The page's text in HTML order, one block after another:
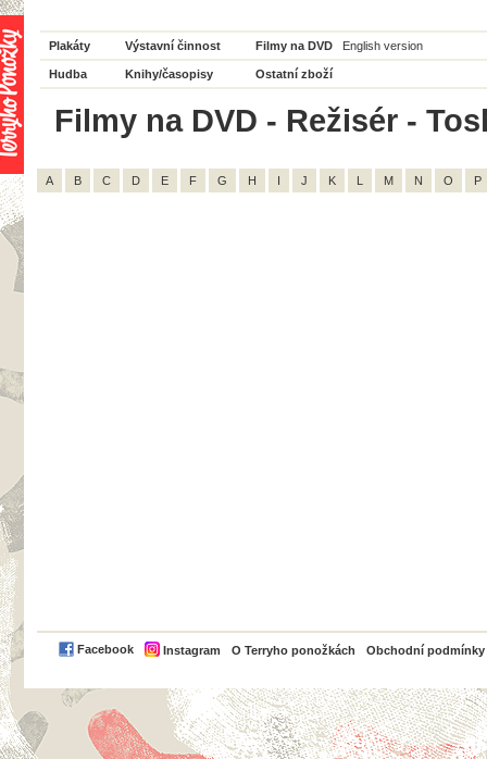
Plakáty Výstavní činnost Filmy na DVD English version
Hudba Knihy/časopisy Ostatní zboží
Filmy na DVD - Režisér -
A B C D E F G H I J K L M N O P
Facebook Instagram O Terryho ponožkách Obchodní podmínky
PayPal